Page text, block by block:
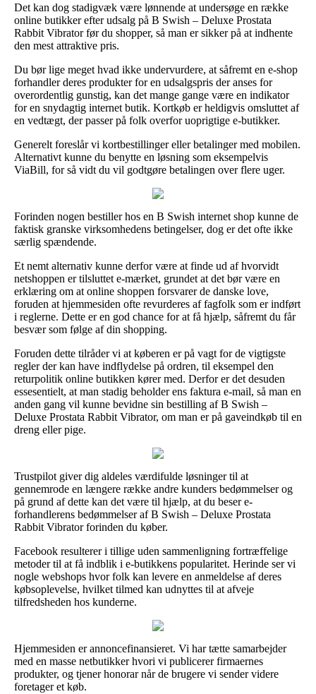
Det kan dog stadigvæk være lønnende at undersøge en række
online butikker efter udsalg på B Swish – Deluxe Prostata
Rabbit Vibrator før du shopper, så man er sikker på at indhente
den mest attraktive pris.
Du bør lige meget hvad ikke undervurdere, at såfremt en e-shop
forhandler deres produkter for en udsalgspris der anses for
overordentlig gunstig, kan det mange gange være en indikator
for en snydagtig internet butik. Kortkøb er heldigvis omsluttet af
en vedtægt, der passer på folk overfor uoprigtige e-butikker.
Generelt foreslår vi kortbestillinger eller betalinger med mobilen.
Alternativt kunne du benytte en løsning som eksempelvis
ViaBill, for så vidt du vil godtgøre betalingen over flere uger.
Forinden nogen bestiller hos en B Swish internet shop kunne de
faktisk granske virksomhedens betingelser, dog er det ofte ikke
særlig spændende.
Et nemt alternativ kunne derfor være at finde ud af hvorvidt
netshoppen er tilsluttet e-mærket, grundet at det bør være en
erklæring om at online shoppen forsvarer de danske love,
foruden at hjemmesiden ofte revurderes af fagfolk som er indført
i reglerne. Dette er en god chance for at få hjælp, såfremt du får
besvær som følge af din shopping.
Foruden dette tilråder vi at køberen er på vagt for de vigtigste
regler der kan have indflydelse på ordren, til eksempel den
returpolitik online butikken kører med. Derfor er det desuden
essesentielt, at man stadig beholder ens faktura e-mail, så man en
anden gang vil kunne bevidne sin bestilling af B Swish –
Deluxe Prostata Rabbit Vibrator, om man er på gaveindkøb til en
dreng eller pige.
Trustpilot giver dig aldeles værdifulde løsninger til at
gennemrode en længere række andre kunders bedømmelser og
på grund af dette kan det være til hjælp, at du beser e-
forhandlerens bedømmelser af B Swish – Deluxe Prostata
Rabbit Vibrator forinden du køber.
Facebook resulterer i tillige uden sammenligning fortræffelige
metoder til at få indblik i e-butikkens popularitet. Herinde ser vi
nogle webshops hvor folk kan levere en anmeldelse af deres
købsoplevelse, hvilket tilmed kan udnyttes til at afveje
tilfredsheden hos kunderne.
Hjemmesiden er annoncefinansieret. Vi har tætte samarbejder
med en masse netbutikker hvori vi publicerer firmaernes
produkter, og tjener honorar når de brugere vi sender videre
foretager et køb.